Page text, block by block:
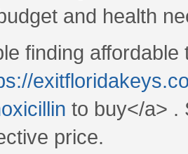
and health
finding
to buy</a> .
price.